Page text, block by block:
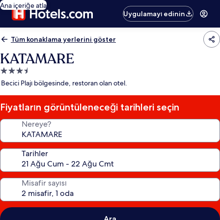
Ana içeriğe atla
Uygulamayı edinin
Tüm konaklama yerlerini göster
KATAMARE
3.5
yıldızlı
yeri
Becici Plajı bölgesinde, restoran olan otel.
Fiyatların görüntüleneceği tarihleri seçin
Nereye?
Tarihler
Misafir sayısı